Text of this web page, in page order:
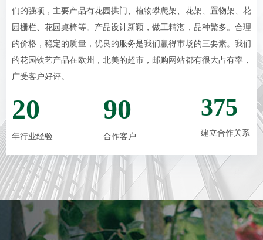
们的强项，主要产品有花园拱门、植物攀爬架、花架、置物架、花
园栅栏、花园桌椅等。产品设计新颖，做工精湛，品种繁多。合理
的价格，稳定的质量，优良的服务是我们赢得市场的三要素。我们
的花园铁艺产品在欧州，北美的超市，邮购网站都有很大占有率，
广受客户好评。
20
年行业经验
90
合作客户
375
建立合作关系